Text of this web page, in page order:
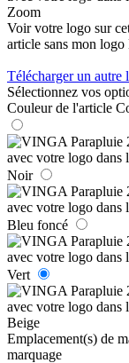
Zoom
Voir votre logo sur
article sans mon logo
Télécharger un autre
Sélectionnez vos
Couleur de l'article
Noir
Bleu foncé
Vert
Beige
Emplacement(s) de
marquage